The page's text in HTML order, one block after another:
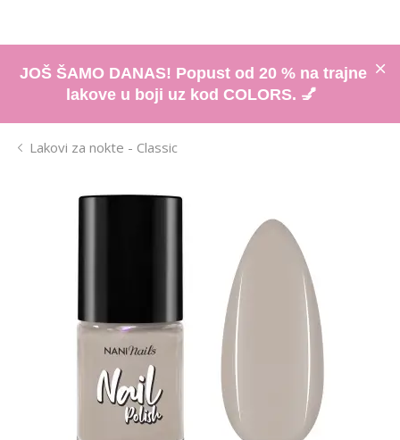
JOŠ ŠAMO DANAS! Popust od 20 % na trajne
lakove u boji uz kod COLORS. 💅
Lakovi za nokte - Classic